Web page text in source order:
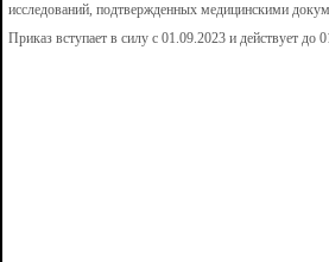
исследований, подтвержденных медицинскими
Приказ вступает в силу с 01.09.2023 и действует до